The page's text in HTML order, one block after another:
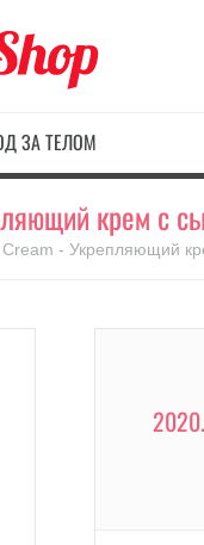
ЗА ТЕЛОМ
крем с
- Укрепляющий